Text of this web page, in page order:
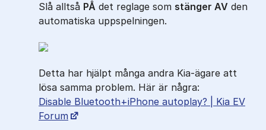
Slå alltså PÅ det reglage som stänger AV den
automatiska uppspelningen.
Detta har hjälpt många andra Kia-ägare att
lösa samma problem. Här är några:
Disable Bluetooth+iPhone autoplay? | Kia EV
Forum